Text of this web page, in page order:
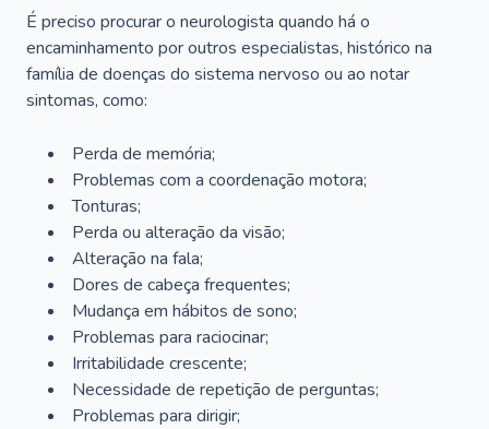
É preciso procurar o neurologista quando há o
encaminhamento por outros especialistas, histórico na
família de doenças do sistema nervoso ou ao notar
sintomas, como:
Perda de memória;
Problemas com a coordenação motora;
Tonturas;
Perda ou alteração da visão;
Alteração na fala;
Dores de cabeça frequentes;
Mudança em hábitos de sono;
Problemas para raciocinar;
Irritabilidade crescente;
Necessidade de repetição de perguntas;
Problemas para dirigir;